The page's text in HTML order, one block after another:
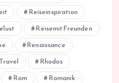
Reiseinspiration
ReisemitFreunden
Renaissance
Rhodos
Rom Romanik